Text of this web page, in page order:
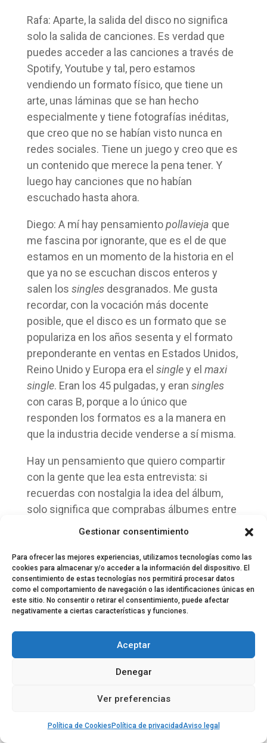
Gestionar consentimiento
Para ofrecer las mejores experiencias, utilizamos tecnologías como las
cookies para almacenar y/o acceder a la información del dispositivo. El
consentimiento de estas tecnologías nos permitirá procesar datos
como el comportamiento de navegación o las identificaciones únicas en
este sitio. No consentir o retirar el consentimiento, puede afectar
negativamente a ciertas características y funciones.
Aceptar
Denegar
Ver preferencias
Política de Cookies Política de privacidadAviso legal
Rafa: Aparte, la salida del disco no significa
solo la salida de canciones. Es verdad que
puedes acceder a las canciones a través de
Spotify, Youtube y tal, pero estamos
vendiendo un formato físico, que tiene un
arte, unas láminas que se han hecho
especialmente y tiene fotografías inéditas,
que creo que no se habían visto nunca en
redes sociales. Tiene un juego y creo que es
un contenido que merece la pena tener. Y
luego hay canciones que no habían
escuchado hasta ahora.
Diego: A mí hay pensamientopollavieja que
me fascina por ignorante, que es el de que
estamos en un momento de la historia en el
que ya no se escuchan discos enteros y
salen los singlesdesgranados. Me gusta
recordar, con la vocación más docente
posible, que el disco es un formato que se
populariza en los años sesenta y el formato
preponderante en ventas en Estados Unidos,
Reino Unido y Europa era el singley el maxi
single. Eran los 45 pulgadas, y eran singles
con caras B, porque a lo único que
responden los formatos es a la manera en
que la industria decide venderse a sí misma.
Hay un pensamiento que quiero compartir
con la gente que lea esta entrevista: si
recuerdas con nostalgia la idea del álbum,
solo significa que comprabas álbumes entre
los años 80 y los 2000. Lo único que te
¿Cómo es la conexión que tenéis con
vuestra comunidad? ¿Puede ser que
vuestra lista de difusión de Instagram sea
la más divertida que existe?
Diego: Es gracioso porque el responsable
acaba de entrar por la puerta, también bajista
de la banda, responsable del canal de